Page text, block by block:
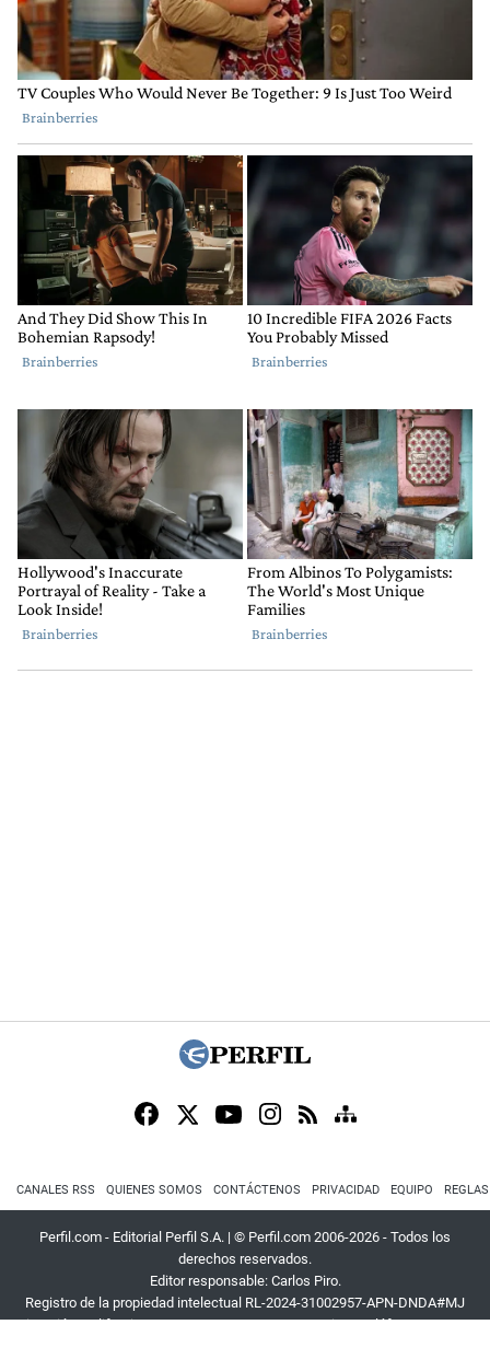
CANALES RSS QUIENES SOMOS CONTÁCTENOS PRIVACIDAD EQUIPO
Perfil.com - Editorial Perfil S.A. | © Perfil.com 2006-2026 - Todos los
derechos reservados.
Editor responsable: Carlos Piro.
Registro de la propiedad intelectual RL-2024-31002957-APN-DNDA#MJ
Dirección:California 2715,C1289ABI,CABA, Argentina| Teléfono:+54 9 11